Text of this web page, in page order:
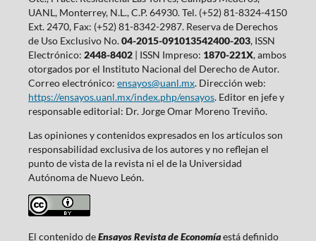
UANL, Monterrey, N.L., C.P. 64930. Tel. (+52) 81-8324-4150
Ext. 2470, Fax: (+52) 81-8342-2987. Reserva de Derechos
de Uso Exclusivo No.04-2015-091013542400-203, ISSN
Electrónico: 2448-8402| ISSN Impreso: 1870-221X, ambos
otorgados por el Instituto Nacional del Derecho de Autor.
Correo electrónico: ensayos@uanl.mx. Dirección web:
https://ensayos.uanl.mx/index.php/ensayos. Editor en jefe y
responsable editorial: Dr. Jorge Omar Moreno Treviño.
Las opiniones y contenidos expresados en los artículos son
responsabilidad exclusiva de los autores y no reflejan el
punto de vista de la revista ni el de la Universidad
Autónoma de Nuevo León.
El contenido deEnsayos Revista de Economíaestá definido